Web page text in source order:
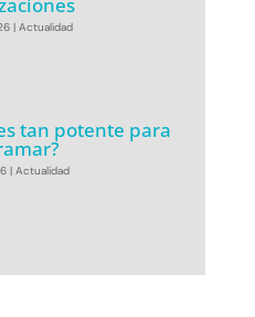
|Actualidad
tan potente para
|Actualidad